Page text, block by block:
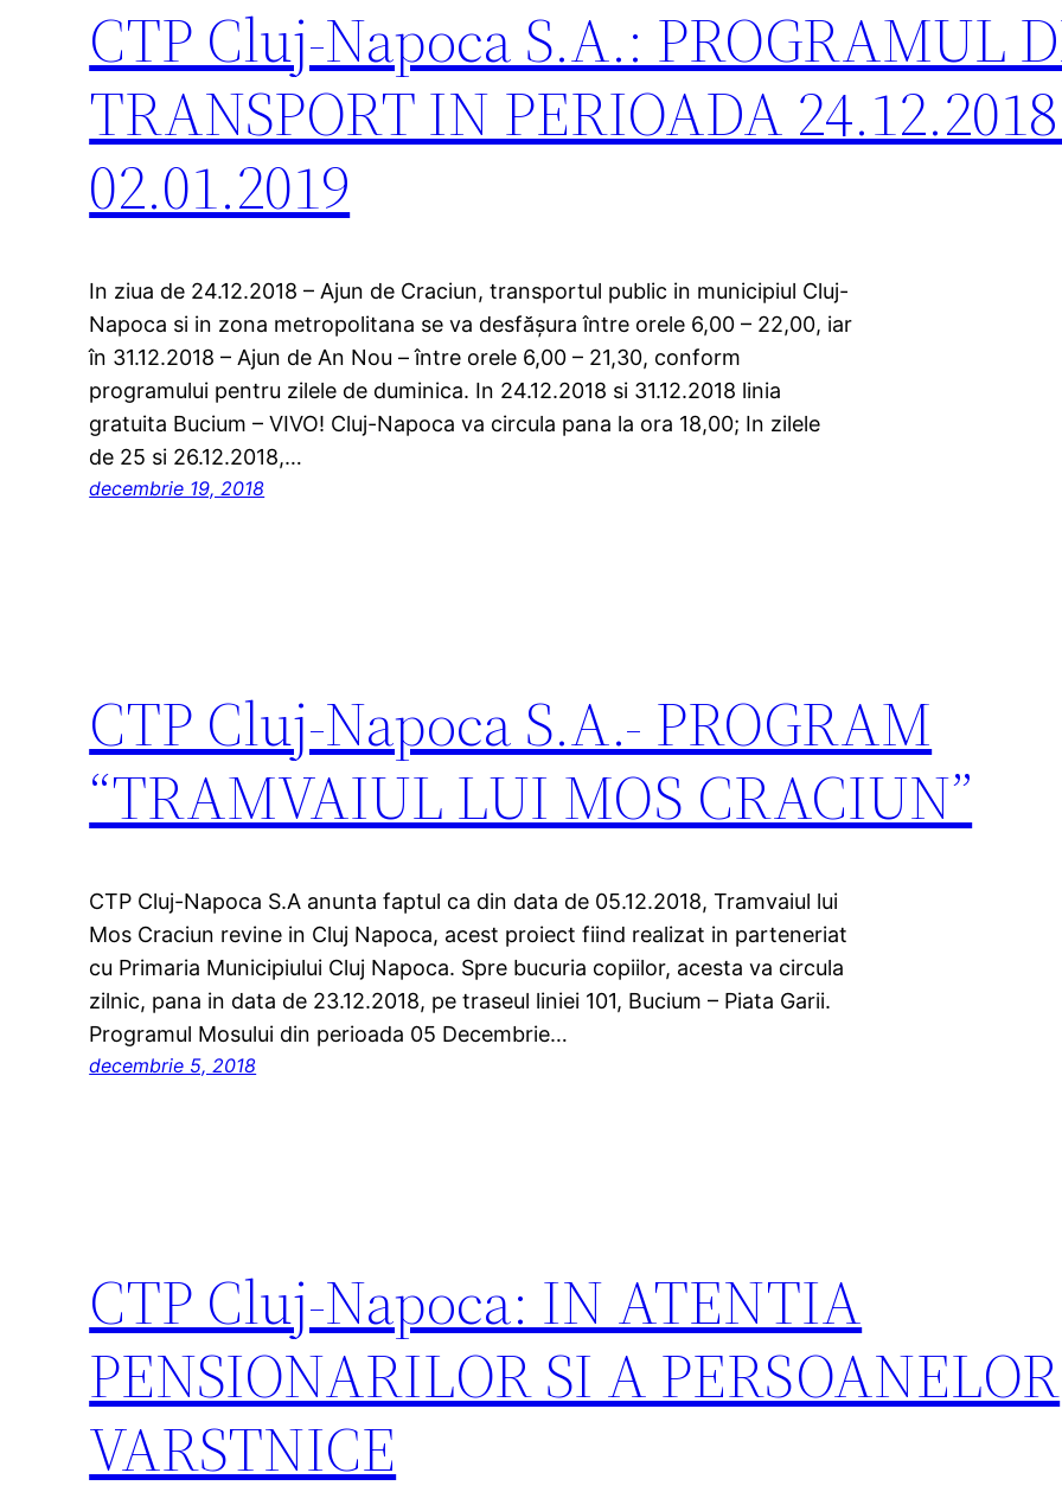
CTP Cluj-Napoca S.A.: PROGRAMUL
TRANSPORT IN PERIOADA
02.01.2019
In ziua de 24.12.2018 – Ajun de Craciun, transportul public in municipiul Cluj-
Napoca si in zona metropolitana se va desfăşura între orele 6,00 – 22,00, iar
în 31.12.2018 – Ajun de An Nou – între orele 6,00 – 21,30, conform
programului pentru zilele de duminica. In 24.12.2018 si 31.12.2018 linia
gratuita Bucium – VIVO! Cluj-Napoca va circula pana la ora 18,00; In zilele
de 25 si 26.12.2018,…
decembrie 19, 2018
CTP Cluj-Napoca S.A.- PROGRAM
“TRAMVAIUL LUI MOS CRACIUN”
CTP Cluj-Napoca S.A anunta faptul ca din data de 05.12.2018, Tramvaiul lui
Mos Craciun revine in Cluj Napoca, acest proiect fiind realizat in parteneriat
cu Primaria Municipiului Cluj Napoca. Spre bucuria copiilor, acesta va circula
zilnic, pana in data de 23.12.2018, pe traseul liniei 101, Bucium – Piata Garii.
Programul Mosului din perioada 05 Decembrie…
decembrie 5, 2018
CTP Cluj-Napoca: IN ATENTIA
PENSIONARILOR SI A PERSOANELOR
VARSTNICE